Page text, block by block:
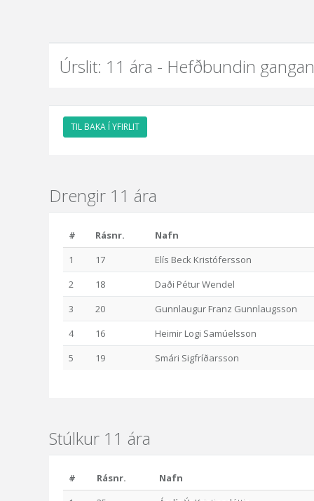
Úrslit: 11 ára - Hefðbundin
TIL BAKA Í YFIRLIT
Drengir 11 ára
# Rásnr.
Nafn
1
17
Elís Beck Kristófersson
2
18
Daði Pétur Wendel
3
20
Gunnlaugur Franz Gunnlaugsson
4
16
Heimir Logi Samúelsson
5
19 Smári Sigfríðarsson
Stúlkur 11 ára
# Rásnr.
Nafn